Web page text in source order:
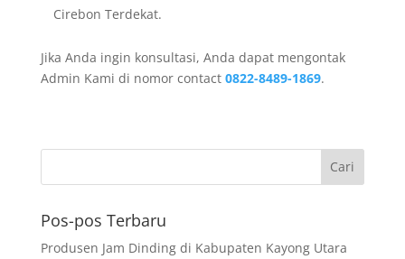
Cirebon Terdekat.
Jika Anda ingin konsultasi, Anda dapat mengontak
Admin Kami di nomor contact 0822-8489-1869.
Pos-pos Terbaru
Produsen Jam Dinding di Kabupaten Kayong Utara